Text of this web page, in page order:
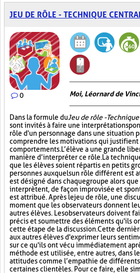
JEU DE RÔLE - TECHNIQUE
0 Moi, Léornard de
Dans la formule duJeu de rôle -
sont invités à faire une interprétation
rôle d'un personnage dans une situation
comprendre les motivations qui justifient
comportements. L’élève a une grande
manière d’interpréter ce rôle. La
que les élèves soient répartis en petits
personnes auxquels un rôle différent est
est désigné dans chaque groupe alors
interprètent, de façon improvisée et
est attribué. Après le jeu de rôle, une
moment que les observateurs donnent
autres élèves. Les observateurs doivent
précis et soumettre des éléments qu'ils
cette étape de la discussion. Cette
aux autres élèves d'exprimer leurs
sur ce qu'ils ont vécu immédiatement
méthode est utilisée, entre autres, dans
attitudes comme l’empathie de
certaines clientèles. Pour ce faire, elle